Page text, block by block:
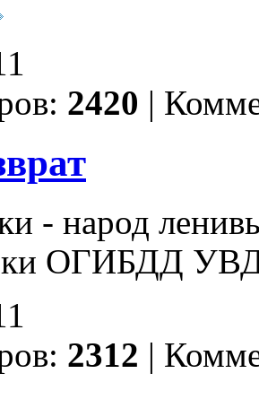
2420 |
- народ
ОГИБДД УВД
2312 |